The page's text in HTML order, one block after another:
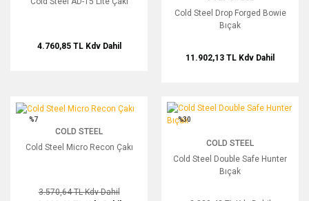
4.760,85 TL Kdv Dahil
Cold Steel Drop Forged Bowie
Bıçak
11.902,13 TL Kdv Dahil
Cold Steel Micro Recon Çakı
%7
COLD STEEL
Cold Steel Micro Recon Çakı
3.570,64 TLKdv Dahil
Cold Steel Double Safe Hunter Bıçak
%30
COLD STEEL
Cold Steel Double Safe Hunter
Bıçak